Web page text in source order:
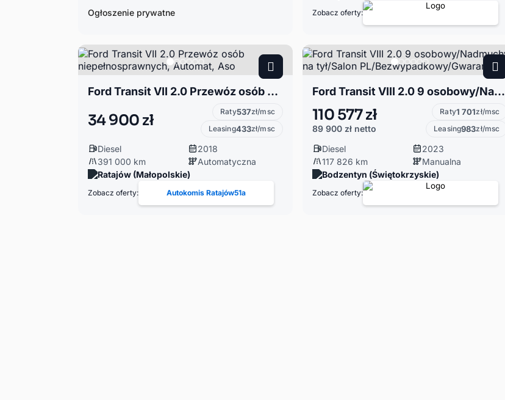
Ogłoszenie prywatne
Zobacz oferty:
Ford Transit VII 2.0 Przewóz osób niepełnosprawnych, Automat, Aso
34 900 zł Raty537zł/msc
Leasing433zł/msc
Diesel
2018
391 000 km
Automatyczna
Ratajów (Małopolskie)
Zobacz oferty: Autokomis Ratajów51a
Ford Transit VIII 2.0 9 osobowy/Nadmuchy na tył/Salon PL/Bezwypadkowy/Gwarancja
110 577 zł
89 900 zł netto
Raty1 701zł/msc
Leasing983zł/msc
Diesel
2023
117 826 km
Manualna
Bodzentyn (Świętokrzyskie)
Zobacz oferty: